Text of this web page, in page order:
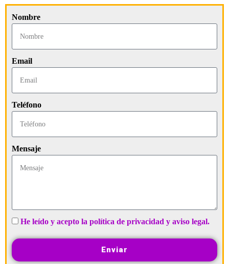
Nombre
Email
Teléfono
Mensaje
He leído y acepto la política de privacidad y aviso legal.
Enviar